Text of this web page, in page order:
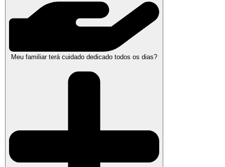
Meu familiar terá cuidado dedicado todos os dias?